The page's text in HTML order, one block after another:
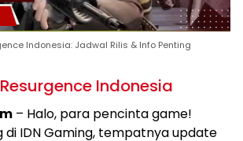
Indonesia: Jadwal Rilis & Info Penting
Indonesia
– Halo, para pencinta game!
IDN Gaming, tempatnya update